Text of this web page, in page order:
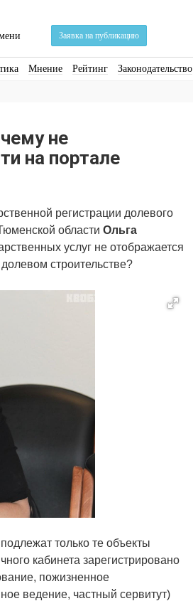
Заявка на публикацию
Мнение Рейтинг Законодательство
не
на портале
регистрации долевого
области Ольга
услуг не отображается
строительстве?
только те объекты
кабинета зарегистрировано
пожизненное
ведение, частный сервитут)